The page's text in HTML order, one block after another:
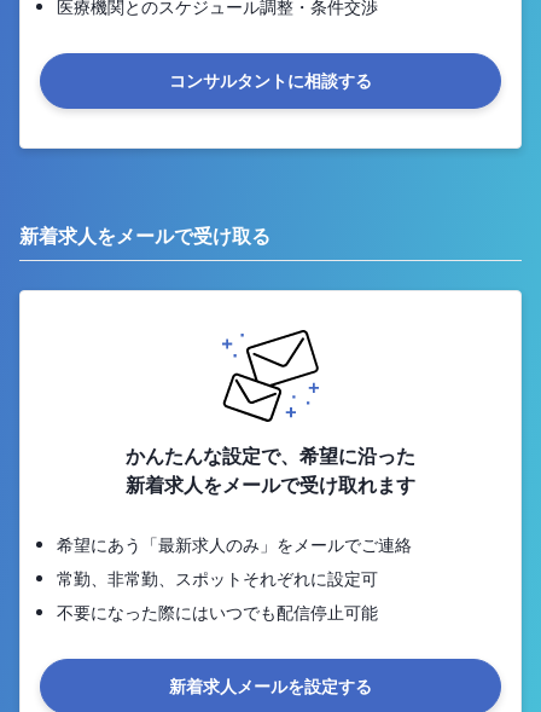
医療機関とのスケジュール調整・条件交渉
コンサルタントに相談する
新着求人をメールで受け取る
かんたんな設定で、希望に沿った
新着求人をメールで受け取れます
希望にあう「最新求人のみ」をメールでご連絡
常勤、非常勤、スポットそれぞれに設定可
不要になった際にはいつでも配信停止可能
新着求人メールを設定する